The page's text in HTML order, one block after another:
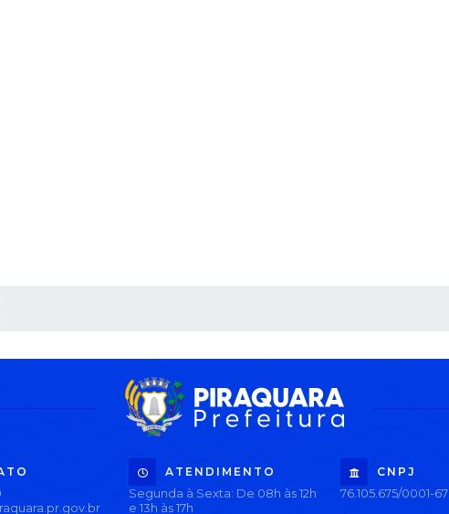
ATENDIMENTO
Segunda à Sexta: De 08h às 12h
e 13h às 17h
CNPJ
76.105.675/0001-67